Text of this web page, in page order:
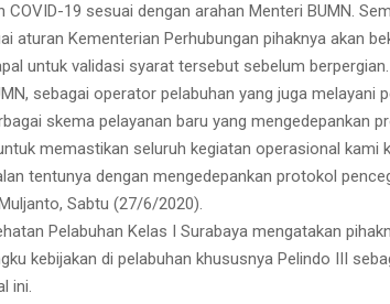
19 sesuai dengan arahan Menteri BUMN.
aturan Kementerian Perhubungan pihaknya akan
untuk validasi syarat tersebut sebelum berpergian.
sebagai operator pelabuhan yang juga melayani
skema pelayanan baru yang mengedepankan
memastikan seluruh kegiatan operasional kami
tentunya dengan mengedepankan protokol
Sabtu (27/6/2020).
Pelabuhan Kelas I Surabaya mengatakan
kebijakan di pelabuhan khususnya Pelindo III
ini.